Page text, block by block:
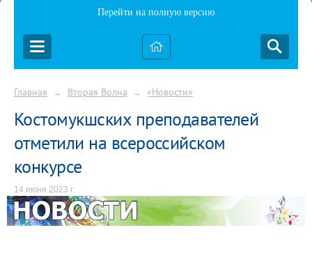
Перейти на полную версию
Главная → Вторая Волна → «Новости»
Костомукшских преподавателей
отметили на всероссийском
конкурсе
14 июня 2023 г.